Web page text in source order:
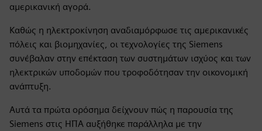
αμερικανική αγορά.
Καθώς η ηλεκτροκίνηση αναδιαμόρφωσε τις αμερικανικές
πόλεις και βιομηχανίες, οι τεχνολογίες της Siemens
συνέβαλαν στην επέκταση των συστημάτων ισχύος και των
ηλεκτρικών υποδομών που τροφοδότησαν την οικονομική
ανάπτυξη.
Αυτά τα πρώτα ορόσημα δείχνουν πώς η παρουσία της
Siemens στις ΗΠΑ αυξήθηκε παράλληλα με την